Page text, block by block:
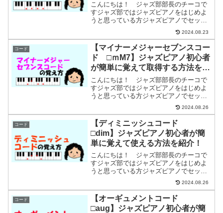
こんにちは！ ジャズ部部長のチーコで
すジャズ部ではジャズピアノをはじめよ
うと思っている方ジャズピアノでセッシ
ョンに参加したい方ジャズピアノをもっ
と楽しみたい方に分かりやすくセッショ
ンで楽しめるようになるまでの練習方法
などを紹介しています今回...
2024.08.23
コード
【マイナーメジャーセブンスコー
ド □ｍM7】ジャズピアノ初心者
が簡単に覚えて取得する方法を紹
介！
こんにちは！ ジャズ部部長のチーコで
すジャズ部ではジャズピアノをはじめよ
うと思っている方ジャズピアノでセッシ
ョンに参加したい方ジャズピアノをもっ
と楽しみたい方に分かりやすくセッショ
ンで楽しめるようになるまでの練習方法
などを紹介しています今回...
2024.08.26
コード
【ディミニッシュコード
□dim】ジャズピアノ初心者が簡
単に覚えて使える方法を紹介！
こんにちは！ ジャズ部部長のチーコで
すジャズ部ではジャズピアノをはじめよ
うと思っている方ジャズピアノでセッシ
ョンに参加したい方ジャズピアノをもっ
と楽しみたい方に分かりやすくセッショ
ンで楽しめるようになるまでの練習方法
などを紹介しています今回...
2024.08.26
コード
【オーギュメントコード
□aug】ジャズピアノ初心者が簡